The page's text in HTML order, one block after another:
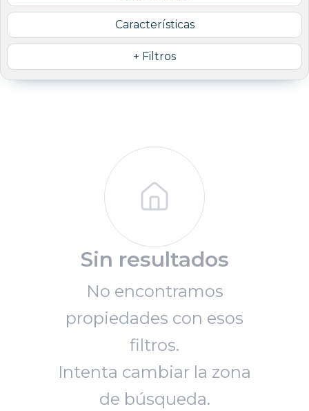
Características
+ Filtros
Sin resultados
No encontramos
propiedades con esos
filtros.
Intenta cambiar la zona
de búsqueda.